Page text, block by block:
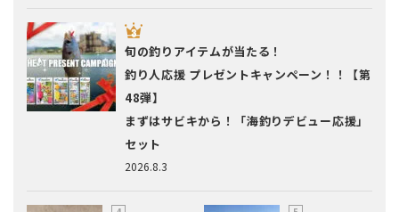
2026.8.3
旬の釣りアイテムが当たる！
釣り人応援 プレゼントキャンペーン！！【第
48弾】
まずはサビキから！「海釣りデビュー応援」
セット